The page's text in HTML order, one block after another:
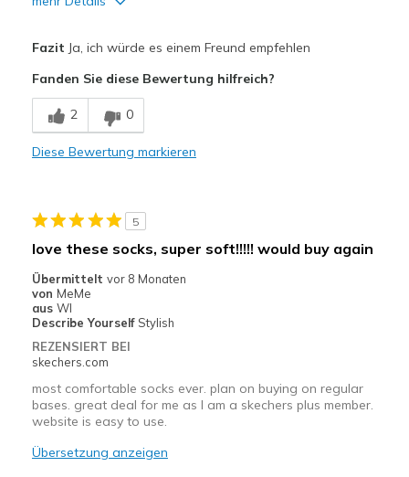
Nachteile
Poor Cushioning
Feels true to width
Sizing
Feels true to size
View On Shoes
Shoes are for Wearing
Fazit Ja, ich würde es einem Freund empfehlen
Fanden Sie diese Bewertung hilfreich?
2 0
Diese Bewertung markieren
5
love these socks, super soft!!!!! would buy again
Übermittelt vor 8 Monaten
von MeMe
aus WI
Describe Yourself Stylish
REZENSIERT BEI
skechers.com
most comfortable socks ever. plan on buying on regular
bases. great deal for me as I am a skechers plus member.
website is easy to use.
Übersetzung anzeigen